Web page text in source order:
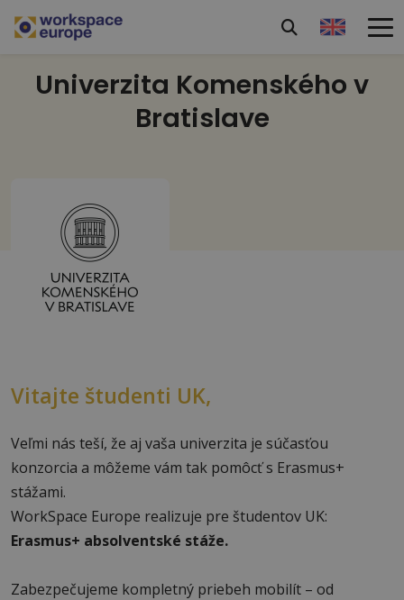
Univerzita Komenského v
Bratislave
Vitajte študenti UK,
Veľmi nás teší, že aj vaša univerzita je súčasťou
konzorcia a môžeme vám tak pomôcť s Erasmus+
stážami.
WorkSpace Europe realizuje pre študentov UK:
Erasmus+ absolventské stáže.
Zabezpečujeme kompletný priebeh mobilít – od